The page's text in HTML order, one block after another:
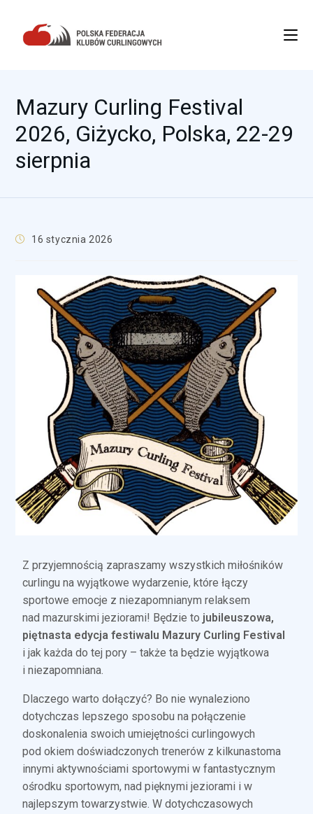
Mazury Curling Festival
2026, Giżycko, Polska, 22-29
sierpnia
16 stycznia 2026
Z przyjemnością zapraszamy wszystkich miłośników
curlingu na wyjątkowe wydarzenie, które łączy
sportowe emocje z niezapomnianym relaksem
nad mazurskimi jeziorami! Będzie to jubileuszowa,
piętnasta edycja festiwalu Mazury Curling Festival
i jak każda do tej pory – także ta będzie wyjątkowa
i niezapomniana.
Dlaczego warto dołączyć? Bo nie wynaleziono
dotychczas lepszego sposobu na połączenie
doskonalenia swoich umiejętności curlingowych
pod okiem doświadczonych trenerów z kilkunastoma
innymi aktywnościami sportowymi w fantastycznym
ośrodku sportowym, nad pięknymi jeziorami i w
najlepszym towarzystwie. W dotychczasowych